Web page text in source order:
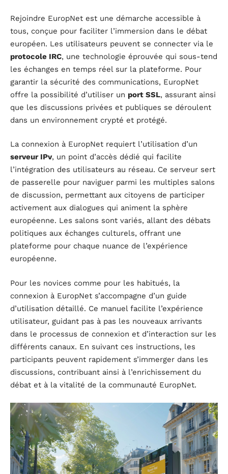
Rejoindre EuropNet est une démarche accessible à
tous, conçue pour faciliter l’immersion dans le débat
européen. Les utilisateurs peuvent se connecter via le
protocole IRC, une technologie éprouvée qui sous-tend
les échanges en temps réel sur la plateforme. Pour
garantir la sécurité des communications, EuropNet
offre la possibilité d’utiliser un port SSL, assurant ainsi
que les discussions privées et publiques se déroulent
dans un environnement crypté et protégé.
La connexion à EuropNet requiert l’utilisation d’un
serveur IPv, un point d’accès dédié qui facilite
l’intégration des utilisateurs au réseau. Ce serveur sert
de passerelle pour naviguer parmi les multiples salons
de discussion, permettant aux citoyens de participer
activement aux dialogues qui animent la sphère
européenne. Les salons sont variés, allant des débats
politiques aux échanges culturels, offrant une
plateforme pour chaque nuance de l’expérience
européenne.
Pour les novices comme pour les habitués, la
connexion à EuropNet s’accompagne d’un guide
d’utilisation détaillé. Ce manuel facilite l’expérience
utilisateur, guidant pas à pas les nouveaux arrivants
dans le processus de connexion et d’interaction sur les
différents canaux. En suivant ces instructions, les
participants peuvent rapidement s’immerger dans les
discussions, contribuant ainsi à l’enrichissement du
débat et à la vitalité de la communauté EuropNet.